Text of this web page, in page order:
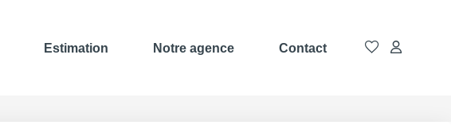
Estimation Notre agence Contact